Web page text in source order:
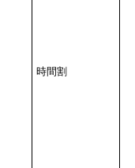
時間割